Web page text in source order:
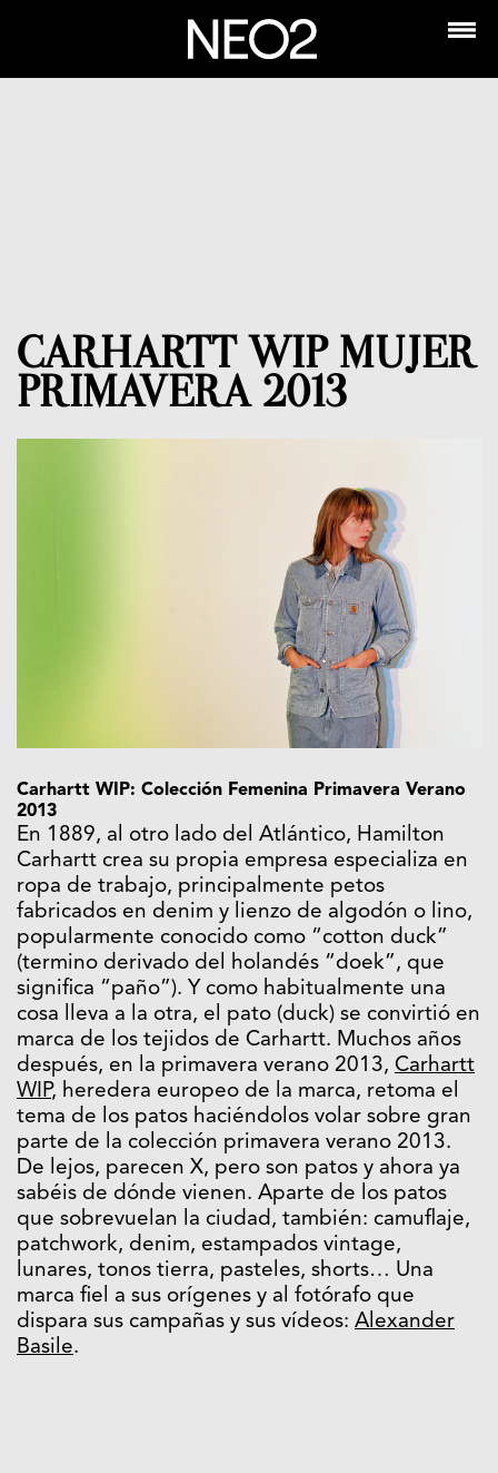
CARHARTT WIP MUJER
PRIMAVERA 2013
Carhartt WIP: Colección Femenina Primavera Verano
2013
En 1889, al otro lado del Atlántico, Hamilton
Carhartt crea su propia empresa especializa en
ropa de trabajo, principalmente petos
fabricados en denim y lienzo de algodón o lino,
popularmente conocido como “cotton duck”
(termino derivado del holandés “doek”, que
significa “paño”). Y como habitualmente una
cosa lleva a la otra, el pato (duck) se convirtió en
marca de los tejidos de Carhartt. Muchos años
después, en la primavera verano 2013, Carhartt
WIP, heredera europeo de la marca, retoma el
tema de los patos haciéndolos volar sobre gran
parte de la colección primavera verano 2013.
De lejos, parecen X, pero son patos y ahora ya
sabéis de dónde vienen. Aparte de los patos
que sobrevuelan la ciudad, también: camuflaje,
patchwork, denim, estampados vintage,
lunares, tonos tierra, pasteles, shorts… Una
marca fiel a sus orígenes y al fotórafo que
dispara sus campañas y sus vídeos: Alexander
Basile.